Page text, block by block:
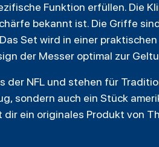
Funktion erfüllen. Die
bekannt ist. Die Griffe
Set wird in einer
der Messer optimal zur
der NFL und stehen für
sondern auch ein Stück
ein originales Produkt von